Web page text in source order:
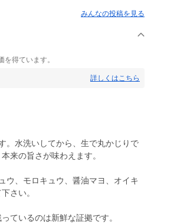
みんなの投稿を見る
得ています。
詳しくはこちら
。水洗いしてから、生で丸かじりで
来の旨さが味わえます。
ウ、モロキュウ、醤油マヨ、オイキ
さい。
ているのは新鮮な証拠です。